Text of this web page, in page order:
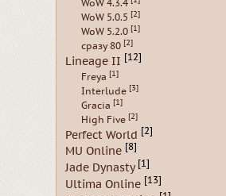
WoW 4.3.4
WoW 5.0.5 [2]
WoW 5.2.0 [1]
сразу 80 [2]
Lineage II [12]
Freya [1]
Interlude [3]
Gracia [1]
High Five [2]
Perfect World [2]
MU Online [8]
Jade Dynasty [1]
Ultima Online [13]